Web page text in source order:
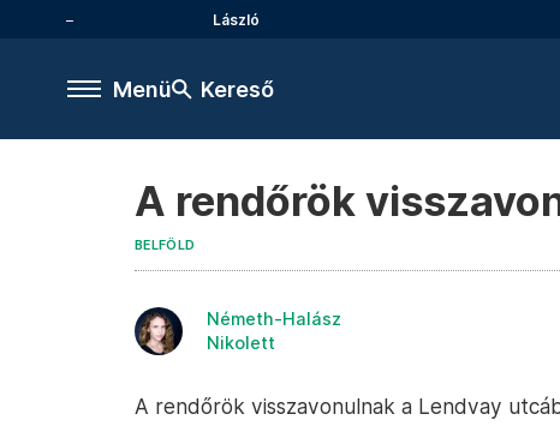
László
Menü Kereső
A rendőrök
BELFÖLD
Németh-Halász
Nikolett
A rendőrök visszavonulnak a Lendvay